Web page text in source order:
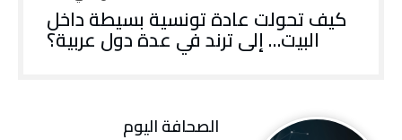
كيف تحولت عادة تونسية بسيطة داخل
البيت… إلى ترند في عدة دول عربية؟